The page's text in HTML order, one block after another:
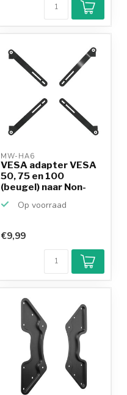
MW-HA6
VESA adapter VESA
50, 75 en 100
(beugel) naar Non-
Op voorraad
€9,99